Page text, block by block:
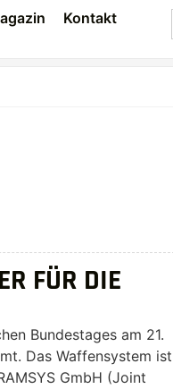
Kontakt
FÜR DIE
Bundestages am 21.
Das Waffensystem ist
GmbH (Joint